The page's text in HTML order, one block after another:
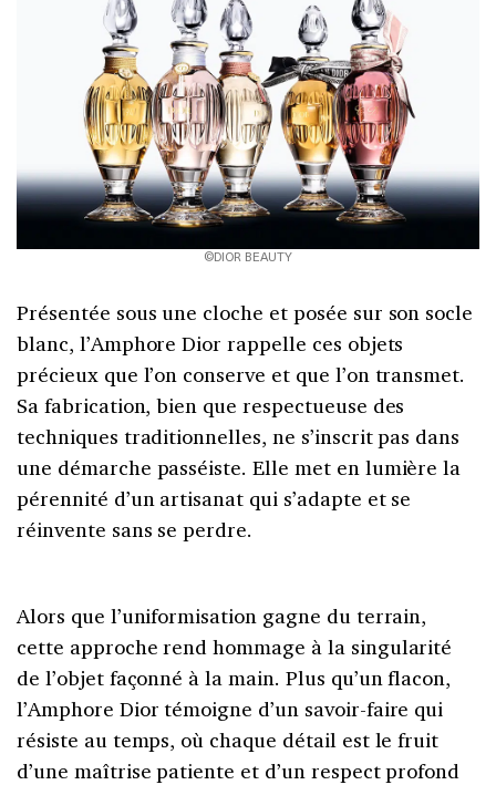
©DIOR BEAUTY
Présentée sous une cloche et posée sur son socle
blanc, l’Amphore Dior rappelle ces objets
précieux que l’on conserve et que l’on transmet.
Sa fabrication, bien que respectueuse des
techniques traditionnelles, ne s’inscrit pas dans
une démarche passéiste. Elle met en lumière la
pérennité d’un artisanat qui s’adapte et se
réinvente sans se perdre.
Alors que l’uniformisation gagne du terrain,
cette approche rend hommage à la singularité
de l’objet façonné à la main. Plus qu’un flacon,
l’Amphore Dior témoigne d’un savoir-faire qui
résiste au temps, où chaque détail est le fruit
d’une maîtrise patiente et d’un respect profond